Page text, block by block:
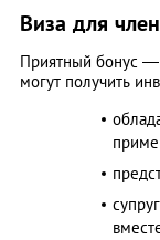
Виза для
Приятный бонус —
могут получить